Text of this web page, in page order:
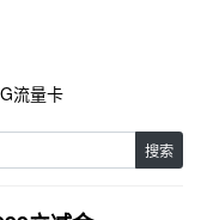
流量卡
搜索